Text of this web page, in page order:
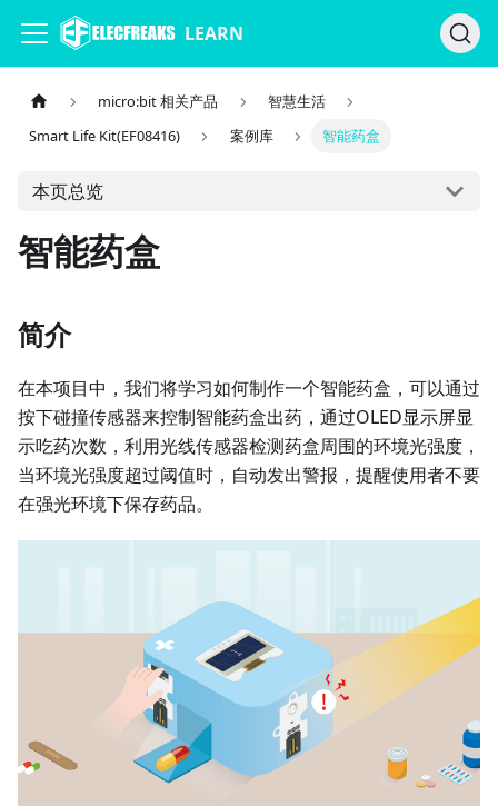
LEARN
micro:bit 相关产品
智慧生活
Smart Life Kit(EF08416)
案例库 智能药盒
本页总览
智能药盒
简介
在本项目中，我们将学习如何制作一个智能药盒，可以通过
按下碰撞传感器来控制智能药盒出药，通过OLED显示屏显
示吃药次数，利用光线传感器检测药盒周围的环境光强度，
当环境光强度超过阈值时，自动发出警报，提醒使用者不要
在强光环境下保存药品。